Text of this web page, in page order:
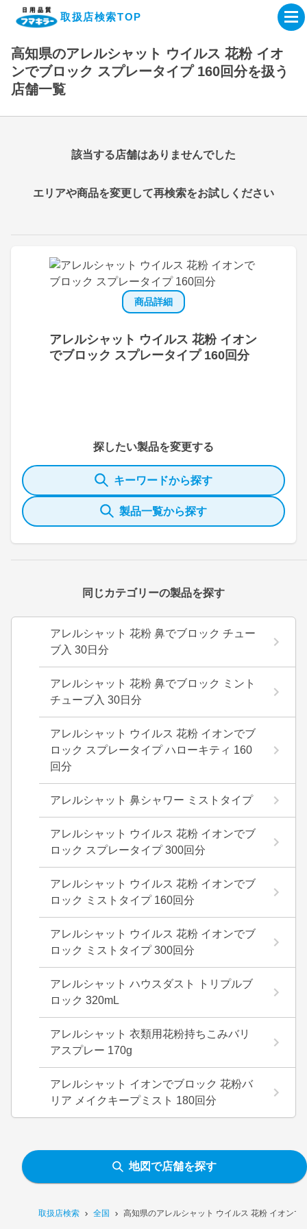
取扱店検索TOP
企業・IR情報サイト
オンラインショップ
製品検索はこちら
取扱店検索 全国 高知県のアレルシャット ウイルス 花粉 イオン
高知県のアレルシャット ウイルス 花粉 イオ
ンでブロック スプレータイプ 160回分を扱う
店舗一覧
商品詳細
アレルシャット ウイルス 花粉 イオン
でブロック スプレータイプ 160回分
探したい製品を変更する
キーワードから探す
製品一覧から探す
同じカテゴリーの製品を探す
アレルシャット 花粉 鼻でブロック チュー
ブ入 30日分
アレルシャット 花粉 鼻でブロック ミント
チューブ入 30日分
アレルシャット ウイルス 花粉 イオンでブ
ロック スプレータイプ ハローキティ 160
回分
アレルシャット 鼻シャワー ミストタイプ
アレルシャット ウイルス 花粉 イオンでブ
ロック スプレータイプ 300回分
アレルシャット ウイルス 花粉 イオンでブ
ロック ミストタイプ 160回分
アレルシャット ウイルス 花粉 イオンでブ
ロック ミストタイプ 300回分
アレルシャット ハウスダスト トリプルブ
ロック 320mL
アレルシャット 衣類用花粉持ちこみバリ
アスプレー 170g
アレルシャット イオンでブロック 花粉バ
リア メイクキープミスト 180回分
該当する店舗はありませんでした
エリアや商品を変更して再検索をお試しください
地図で店舗を探す